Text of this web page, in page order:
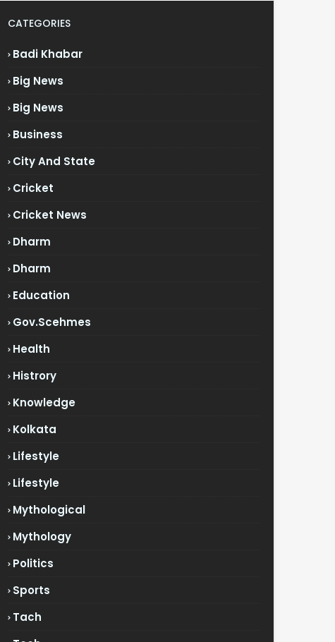
CATEGORIES
Badi Khabar
Big News
Big News
Business
City And State
Cricket
Cricket News
Dharm
Dharm
Education
Gov.scehmes
Health
Histrory
Knowledge
Kolkata
Lifestyle
Lifestyle
Mythological
Mythology
Politics
Sports
Tach